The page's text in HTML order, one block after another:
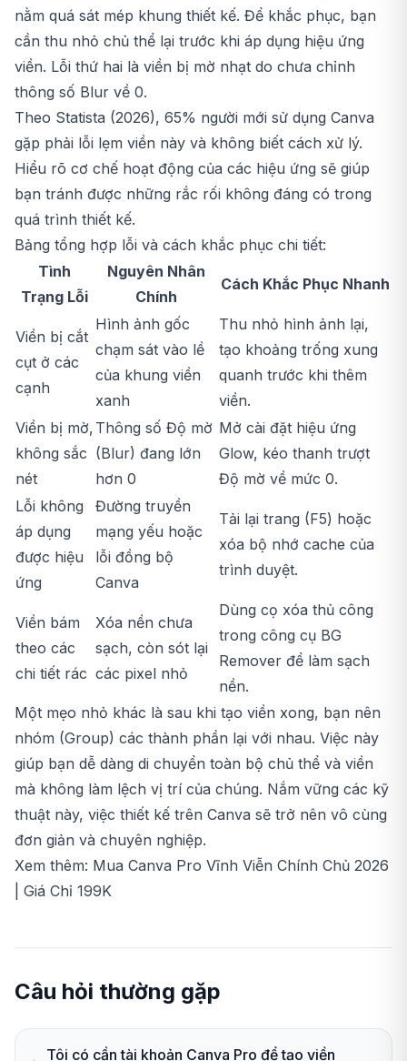
nằm quá sát mép khung thiết kế. Để khắc phục, bạn
cần thu nhỏ chủ thể lại trước khi áp dụng hiệu ứng
viền. Lỗi thứ hai là viền bị mờ nhạt do chưa chỉnh
thông số Blur về 0.
Theo Statista (2026), 65% người mới sử dụng Canva
gặp phải lỗi lẹm viền này và không biết cách xử lý.
Hiểu rõ cơ chế hoạt động của các hiệu ứng sẽ giúp
bạn tránh được những rắc rối không đáng có trong
quá trình thiết kế.
Bảng tổng hợp lỗi và cách khắc phục chi tiết:
Tình
Trạng Lỗi
Nguyên Nhân
Chính
Cách Khắc Phục Nhanh
Viền bị cắt
cụt ở các
cạnh
Hình ảnh gốc
chạm sát vào lề
của khung viền
xanh
Thu nhỏ hình ảnh lại,
tạo khoảng trống xung
quanh trước khi thêm
viền.
Viền bị mờ,
không sắc
nét
Thông số Độ mờ
(Blur) đang lớn
hơn 0
Mở cài đặt hiệu ứng
Glow, kéo thanh trượt
Độ mờ về mức 0.
Lỗi không
áp dụng
được hiệu
ứng
Đường truyền
mạng yếu hoặc
lỗi đồng bộ
Canva
Tải lại trang (F5) hoặc
xóa bộ nhớ cache của
trình duyệt.
Viền bám
theo các
chi tiết rác
Xóa nền chưa
sạch, còn sót lại
các pixel nhỏ
Dùng cọ xóa thủ công
trong công cụ BG
Remover để làm sạch
nền.
Một mẹo nhỏ khác là sau khi tạo viền xong, bạn nên
nhóm (Group) các thành phần lại với nhau. Việc này
giúp bạn dễ dàng di chuyển toàn bộ chủ thể và viền
mà không làm lệch vị trí của chúng. Nắm vững các kỹ
thuật này, việc thiết kế trên Canva sẽ trở nên vô cùng
đơn giản và chuyên nghiệp.
Xem thêm: Mua Canva Pro Vĩnh Viễn Chính Chủ 2026
| Giá Chỉ 199K
Câu hỏi thường gặp
Tôi có cần tài khoản Canva Pro để tạo viền